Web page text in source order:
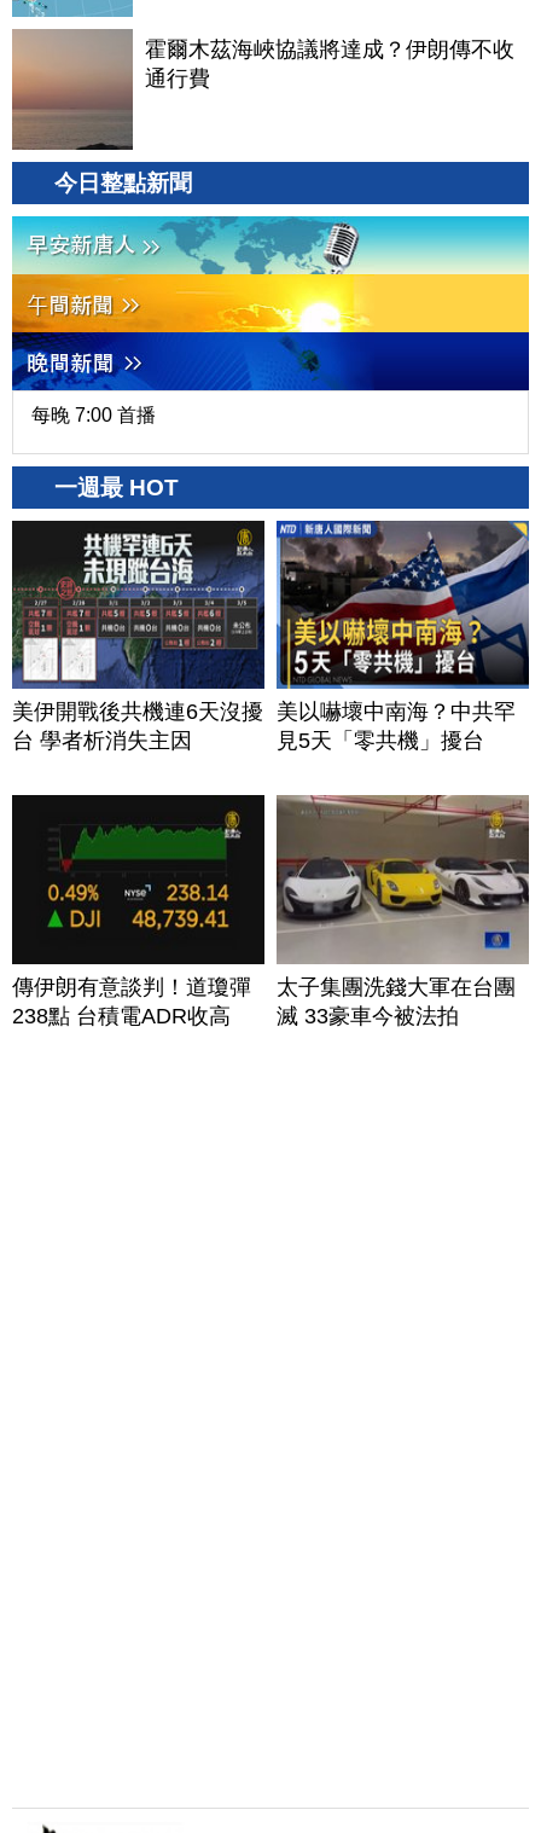
霍爾木茲海峽協議將達成？伊朗傳不收
通行費
今日整點新聞
每晚 7:00 首播
一週最 HOT
美伊開戰後共機連6天沒擾
台 學者析消失主因
美以嚇壞中南海？中共罕
見5天「零共機」擾台
傳伊朗有意談判！道瓊彈
238點 台積電ADR收高
太子集團洗錢大軍在台團
滅 33豪車今被法拍